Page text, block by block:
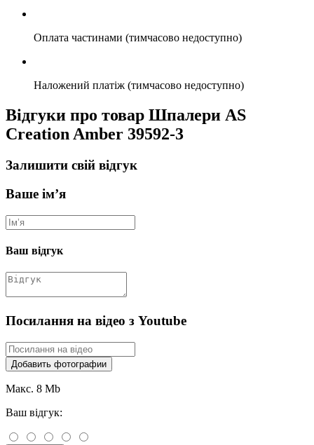
Оплата частинами (тимчасово недоступно)
Наложений платіж (тимчасово недоступно)
Відгуки про товар Шпалери AS
Creation Amber 39592-3
Залишити свій відгук
Ваше ім’я
Ваш відгук
Посилання на відео з Youtube
Добавить фотографии
Макс. 8 Mb
Ваш відгук: